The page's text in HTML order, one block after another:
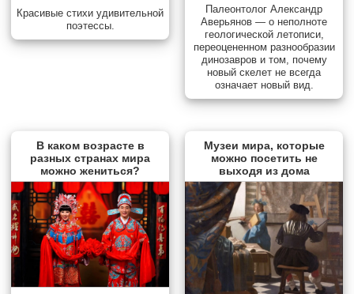
Красивые стихи удивительной
поэтессы.
Палеонтолог Александр
Аверьянов — о неполноте
геологической летописи,
переоцененном разнообразии
динозавров и том, почему
новый скелет не всегда
означает новый вид.
В каком возрасте в
разных странах мира
можно жениться?
Музеи мира, которые
можно посетить не
выходя из дома